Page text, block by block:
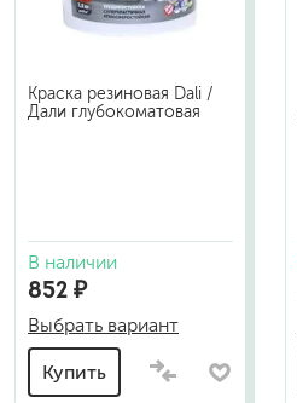
Краска резиновая Dali /
Дали глубокоматовая
В наличии
852 ₽
Выбрать вариант
Купить